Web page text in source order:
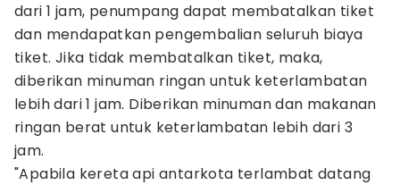
dari 1 jam, penumpang dapat membatalkan tiket
dan mendapatkan pengembalian seluruh biaya
tiket. Jika tidak membatalkan tiket, maka,
diberikan minuman ringan untuk keterlambatan
lebih dari 1 jam. Diberikan minuman dan makanan
ringan berat untuk keterlambatan lebih dari 3
jam.
"Apabila kereta api antarkota terlambat datang